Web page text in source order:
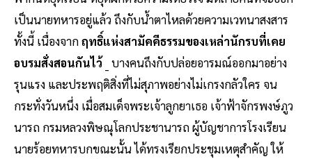
เป็นนายทหารอยู่แล้ว ถึงกับน้ำตาไหลด้วยความเวทนาสงสาร
ทั้งนี้ เนื่องจากฤทธิ์แห่งสามัคคีธรรมของเหล่านักรบที่เคย
อบรมสั่งสอนกันไว้ _ บางคนถึงกับปล่อยอารมณ์ออกมาอย่าง
รุนแรง และประพฤติสิ่งที่ไม่สุภาพอย่างไม่เกรงกลัวใคร จน
กระทั่งวันหนึ่ง เมื่อสมเด็จพระเจ้าลูกยาเธอ เจ้าฟ้าจักรพงษ์ภูว
นารถ กรมหลวงพิษณุโลกประชานารถ ผู้บัญชาการโรงเรียน
นายร้อยทหารบกขณะนั้น ได้ทรงเรียกประชุมเหตุสำคัญ ให้